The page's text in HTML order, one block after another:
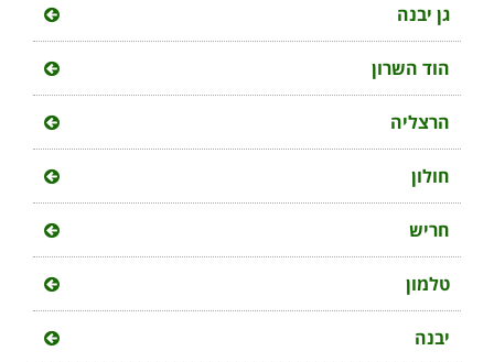
גן יבנה
הוד השרון
הרצליה
חולון
חריש
טלמון
יבנה